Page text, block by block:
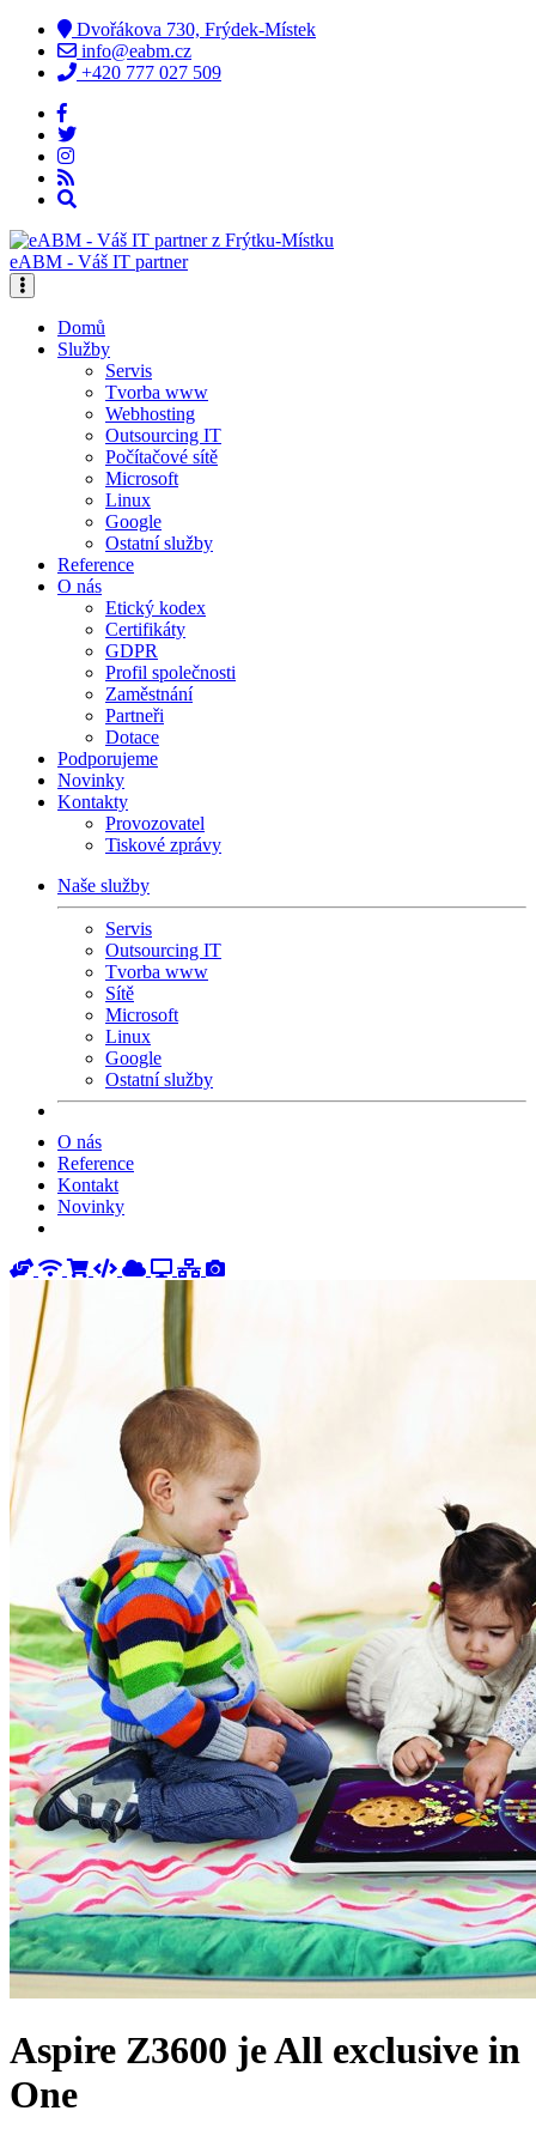
Dvořákova 730, Frýdek-Místek
info@eabm.cz
+420 777 027 509
eABM - Váš IT partner
Domů
Služby
Servis
Tvorba www
Webhosting
Outsourcing IT
Počítačové sítě
Microsoft
Linux
Google
Ostatní služby
Reference
O nás
Etický kodex
Certifikáty
GDPR
Profil společnosti
Zaměstnání
Partneři
Dotace
Podporujeme
Novinky
Kontakty
Provozovatel
Tiskové zprávy
Naše služby
Servis
Outsourcing IT
Tvorba www
Sítě
Microsoft
Linux
Google
Ostatní služby
O nás
Reference
Kontakt
Novinky
Aspire Z3600 je All exclusive in
One